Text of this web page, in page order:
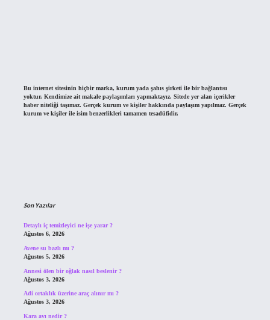
Bu internet sitesinin hiçbir marka, kurum yada şahıs şirketi ile bir bağlantısı
yoktur. Kendimize ait makale paylaşımları yapmaktayız. Sitede yer alan içerikler
haber niteliği taşımaz. Gerçek kurum ve kişiler hakkında paylaşım yapılmaz. Gerçek
kurum ve kişiler ile isim benzerlikleri tamamen tesadüfidir.
Son Yazılar
Detaylı iç temizleyici ne işe yarar ?
Ağustos 6, 2026
Avene su bazlı mı ?
Ağustos 5, 2026
Annesi ölen bir oğlak nasıl beslenir ?
Ağustos 3, 2026
Adi ortaklık üzerine araç alınır mı ?
Ağustos 3, 2026
Kara avı nedir ?